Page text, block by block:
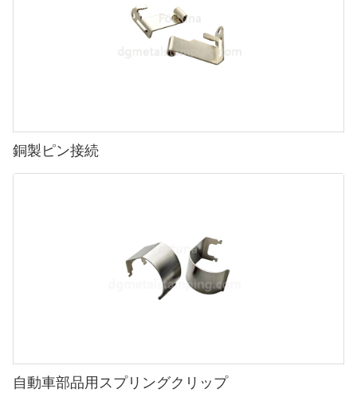
銅製ピン接続
自動車部品用スプリングクリップ